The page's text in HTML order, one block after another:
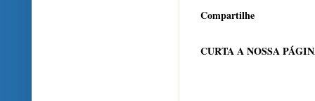
Compartilhe
CURTA A NOSSA